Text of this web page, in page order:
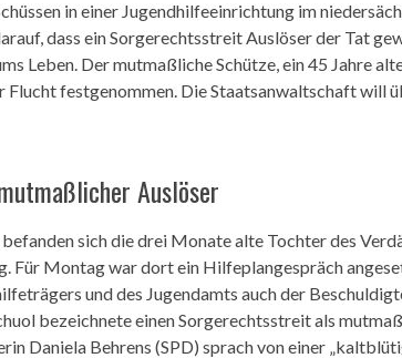
in einer Jugendhilfeeinrichtung im
dass ein Sorgerechtsstreit Auslöser der Tat
Leben. Der mutmaßliche Schütze, ein 45 Jahre
Flucht festgenommen. Die Staatsanwaltschaft will
Auslöser
sich die drei Monate alte Tochter des
Für Montag war dort ein Hilfeplangespräch
und des Jugendamts auch der
bezeichnete einen Sorgerechtsstreit als
Daniela Behrens (SPD) sprach von einer